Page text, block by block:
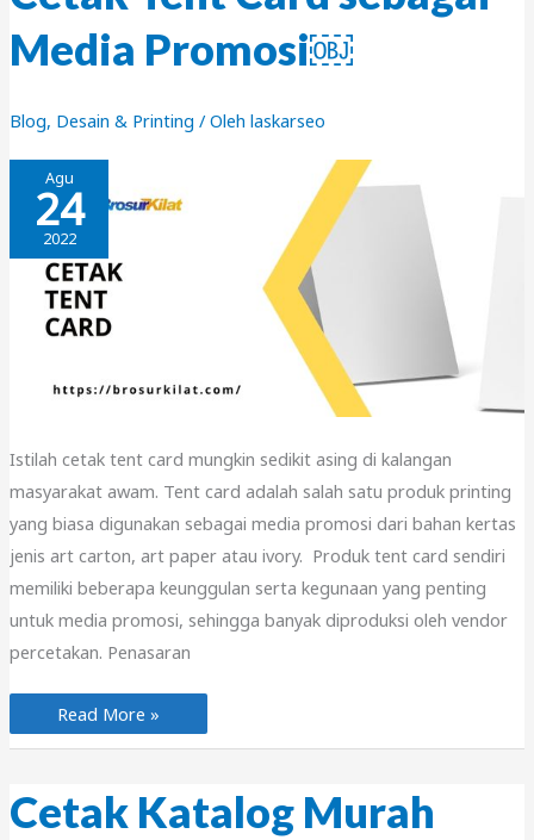
Media Promosi￼
Blog, Desain & Printing / Oleh laskarseo
Agu
24
2022
Istilah cetak tent card mungkin sedikit asing di kalangan
masyarakat awam. Tent card adalah salah satu produk printing
yang biasa digunakan sebagai media promosi dari bahan kertas
jenis art carton, art paper atau ivory. Produk tent card sendiri
memiliki beberapa keunggulan serta kegunaan yang penting
untuk media promosi, sehingga banyak diproduksi oleh vendor
percetakan. Penasaran
Cetak
Tent
Card
Promosi
￼
Read More »
Cetak Katalog Murah